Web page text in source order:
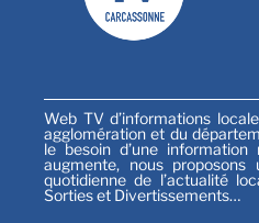
Web TV d’informations
agglomération et du
le besoin d’une
augmente, nous
quotidienne de l’actualité
Sorties et Divertissements…